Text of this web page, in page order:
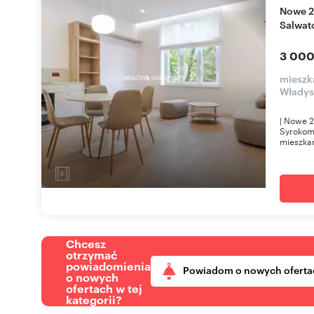
Nowe 2-pokojowe mieszkania z balkonem w
3
| Nowe
Chcesz
otrzymać
powiadomienia
o nowych
ofertach w tej
kategorii?
Powiadom o nowych